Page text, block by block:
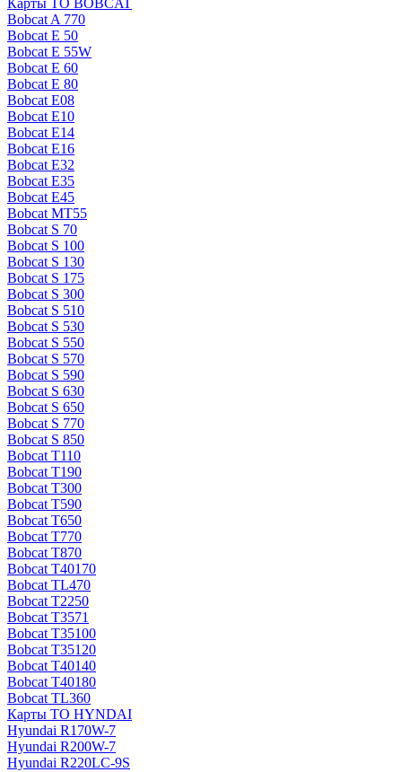
Карты ТО BOBCAT
Bobcat A 770
Bobcat E 50
Bobcat E 55W
Bobcat E 60
Bobcat E 80
Bobcat E08
Bobcat E10
Bobcat E14
Bobcat E16
Bobcat E32
Bobcat E35
Bobcat E45
Bobcat MT55
Bobcat S 70
Bobcat S 100
Bobcat S 130
Bobcat S 175
Bobcat S 300
Bobcat S 510
Bobcat S 530
Bobcat S 550
Bobcat S 570
Bobcat S 590
Bobcat S 630
Bobcat S 650
Bobcat S 770
Bobcat S 850
Bobcat T110
Bobcat T190
Bobcat T300
Bobcat T590
Bobcat T650
Bobcat T770
Bobcat T870
Bobcat T40170
Bobcat TL470
Bobcat Т2250
Bobcat Т3571
Bobcat Т35100
Bobcat Т35120
Bobcat Т40140
Bobcat Т40180
Bobcat ТL360
Карты ТО HYNDAI
Hyundai R170W-7
Hyundai R200W-7
Hyundai R220LC-9S